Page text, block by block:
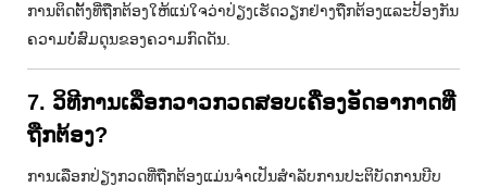
ການຕິດຕັ້ງທີ່ຖືກຕ້ອງໃຫ້ແນ່ໃຈວ່າປ່ຽງເຮັດວຽກຢ່າງຖືກຕ້ອງແລະປ້ອງກັນ
ຄວາມບໍ່ສົມດຸນຂອງຄວາມກົດດັນ.
7. ວິທີການເລືອກວາວກວດສອບເຄື່ອງອັດອາກາດທີ່
ຖືກຕ້ອງ?
ການເລືອກປ່ຽງກວດທີ່ຖືກຕ້ອງແມ່ນຈໍາເປັນສໍາລັບການປະຕິບັດການບີບ